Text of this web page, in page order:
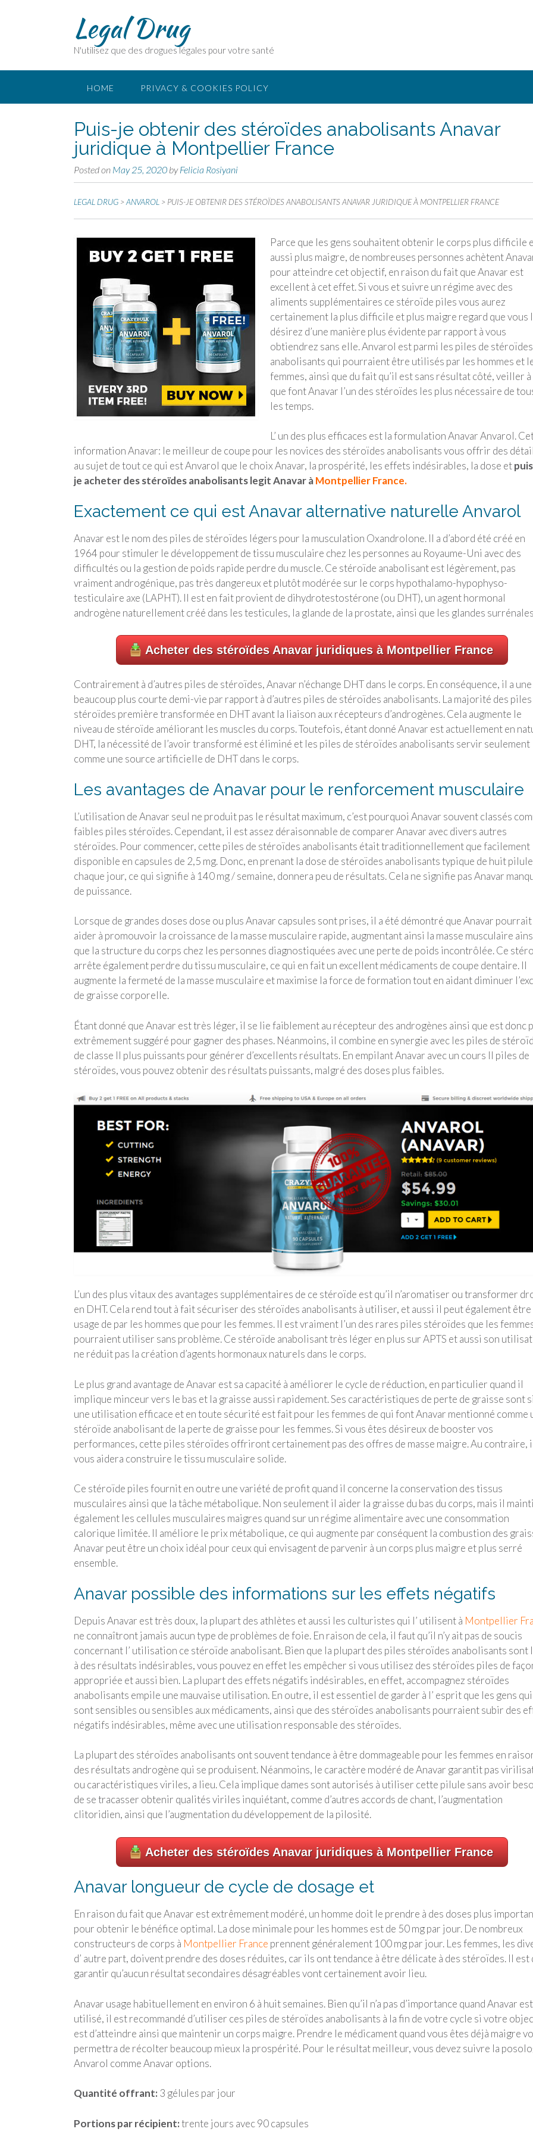
Legal Drug
N'utilisez que des drogues légales pour votre santé
HOME PRIVACY & COOKIES POLICY
Puis-je obtenir des stéroïdes anabolisants Anavar
juridique à Montpellier France
Posted on May 25, 2020 byFelicia Rosiyani
LEGAL DRUG >ANVAROL > PUIS-JE OBTENIR DES STÉROÏDES ANABOLISANTS ANAVAR JURIDIQUE À MONTPELLIER FRANCE
Parce que les gens souhaitent obtenir le corps plus difficile
aussi plus maigre, de nombreuses personnes achètent
pour atteindre cet objectif, en raison du fait que Anavar est
excellent à cet effet. Si vous et suivre un régime avec des
aliments supplémentaires ce stéroïde piles vous aurez
certainement la plus difficile et plus maigre regard que vous
désirez d’une manière plus évidente par rapport à vous
obtiendrez sans elle. Anvarol est parmi les piles de stéroïdes
anabolisants qui pourraient être utilisés par les hommes et
femmes, ainsi que du fait qu’il est sans résultat côté, veiller à
que font Anavar l’un des stéroïdes les plus nécessaire de
les temps.
L’ un des plus efficaces est la formulation Anavar Anvarol.
information Anavar: le meilleur de coupe pour les novices des stéroïdes anabolisants vous offrir des
au sujet de tout ce qui est Anvarol que le choix Anavar, la prospérité, les effets indésirables, la dose et
je acheter des stéroïdes anabolisants legit Anavar àMontpellier France.
Exactement ce qui est Anavar alternative naturelle Anvarol
Anavar est le nom des piles de stéroïdes légers pour la musculation Oxandrolone. Il a d’abord été créé en
1964 pour stimuler le développement de tissu musculaire chez les personnes au Royaume-Uni avec des
difficultés ou la gestion de poids rapide perdre du muscle. Ce stéroïde anabolisant est légèrement, pas
vraiment androgénique, pas très dangereux et plutôt modérée sur le corps hypothalamo-hypophyso-
testiculaire axe (LAPHT). Il est en fait provient de dihydrotestostérone (ou DHT), un agent hormonal
androgène naturellement créé dans les testicules, la glande de la prostate, ainsi que les glandes
Acheter des stéroïdes Anavar juridiques à Montpellier France
Contrairement à d’autres piles de stéroïdes, Anavar n’échange DHT dans le corps. En conséquence, il a une
beaucoup plus courte demi-vie par rapport à d’autres piles de stéroïdes anabolisants. La majorité des piles
stéroïdes première transformée en DHT avant la liaison aux récepteurs d’androgènes. Cela augmente le
niveau de stéroïde améliorant les muscles du corps. Toutefois, étant donné Anavar est actuellement en
DHT, la nécessité de l’avoir transformé est éliminé et les piles de stéroïdes anabolisants servir seulement
comme une source artificielle de DHT dans le corps.
Les avantages de Anavar pour le renforcement musculaire
L’utilisation de Anavar seul ne produit pas le résultat maximum, c’est pourquoi Anavar souvent classés
faibles piles stéroïdes. Cependant, il est assez déraisonnable de comparer Anavar avec divers autres
stéroïdes. Pour commencer, cette piles de stéroïdes anabolisants était traditionnellement que facilement
disponible en capsules de 2,5 mg. Donc, en prenant la dose de stéroïdes anabolisants typique de huit
chaque jour, ce qui signifie à 140 mg / semaine, donnera peu de résultats. Cela ne signifie pas Anavar
de puissance.
Lorsque de grandes doses dose ou plus Anavar capsules sont prises, il a été démontré que Anavar pourrait
aider à promouvoir la croissance de la masse musculaire rapide, augmentant ainsi la masse musculaire
que la structure du corps chez les personnes diagnostiquées avec une perte de poids incontrôlée. Ce
arrête également perdre du tissu musculaire, ce qui en fait un excellent médicaments de coupe dentaire. Il
augmente la fermeté de la masse musculaire et maximise la force de formation tout en aidant diminuer
de graisse corporelle.
Étant donné que Anavar est très léger, il se lie faiblement au récepteur des androgènes ainsi que est donc
extrêmement suggéré pour gagner des phases. Néanmoins, il combine en synergie avec les piles de
de classe II plus puissants pour générer d’excellents résultats. En empilant Anavar avec un cours II piles de
stéroïdes, vous pouvez obtenir des résultats puissants, malgré des doses plus faibles.
L’un des plus vitaux des avantages supplémentaires de ce stéroïde est qu’il n’aromatiser ou transformer
en DHT. Cela rend tout à fait sécuriser des stéroïdes anabolisants à utiliser, et aussi il peut également
usage de par les hommes que pour les femmes. Il est vraiment l’un des rares piles stéroïdes que les
pourraient utiliser sans problème. Ce stéroïde anabolisant très léger en plus sur APTS et aussi son
ne réduit pas la création d’agents hormonaux naturels dans le corps.
Le plus grand avantage de Anavar est sa capacité à améliorer le cycle de réduction, en particulier quand il
implique minceur vers le bas et la graisse aussi rapidement. Ses caractéristiques de perte de graisse sont si
une utilisation efficace et en toute sécurité est fait pour les femmes de qui font Anavar mentionné comme
stéroïde anabolisant de la perte de graisse pour les femmes. Si vous êtes désireux de booster vos
performances, cette piles stéroïdes offriront certainement pas des offres de masse maigre. Au contraire,
vous aidera construire le tissu musculaire solide.
Ce stéroïde piles fournit en outre une variété de profit quand il concerne la conservation des tissus
musculaires ainsi que la tâche métabolique. Non seulement il aider la graisse du bas du corps, mais il
également les cellules musculaires maigres quand sur un régime alimentaire avec une consommation
calorique limitée. Il améliore le prix métabolique, ce qui augmente par conséquent la combustion des
Anavar peut être un choix idéal pour ceux qui envisagent de parvenir à un corps plus maigre et plus serré
ensemble.
Anavar possible des informations sur les effets négatifs
Depuis Anavar est très doux, la plupart des athlètes et aussi les culturistes qui l’ utilisent à Montpellier
ne connaîtront jamais aucun type de problèmes de foie. En raison de cela, il faut qu’il n’y ait pas de soucis
concernant l’ utilisation ce stéroïde anabolisant. Bien que la plupart des piles stéroïdes anabolisants sont
à des résultats indésirables, vous pouvez en effet les empêcher si vous utilisez des stéroïdes piles de
appropriée et aussi bien. La plupart des effets négatifs indésirables, en effet, accompagnez stéroïdes
anabolisants empile une mauvaise utilisation. En outre, il est essentiel de garder à l’ esprit que les gens qui
sont sensibles ou sensibles aux médicaments, ainsi que des stéroïdes anabolisants pourraient subir des
négatifs indésirables, même avec une utilisation responsable des stéroïdes.
La plupart des stéroïdes anabolisants ont souvent tendance à être dommageable pour les femmes en
des résultats androgène qui se produisent. Néanmoins, le caractère modéré de Anavar garantit pas
ou caractéristiques viriles, a lieu. Cela implique dames sont autorisés à utiliser cette pilule sans avoir
de se tracasser obtenir qualités viriles inquiétant, comme d’autres accords de chant, l’augmentation
clitoridien, ainsi que l’augmentation du développement de la pilosité.
Acheter des stéroïdes Anavar juridiques à Montpellier France
Anavar longueur de cycle de dosage et
En raison du fait que Anavar est extrêmement modéré, un homme doit le prendre à des doses plus
pour obtenir le bénéfice optimal. La dose minimale pour les hommes est de 50 mg par jour. De nombreux
constructeurs de corps à Montpellier France prennent généralement 100 mg par jour. Les femmes, les
d’ autre part, doivent prendre des doses réduites, car ils ont tendance à être délicate à des stéroïdes. Il est
garantir qu’aucun résultat secondaires désagréables vont certainement avoir lieu.
Anavar usage habituellement en environ 6 à huit semaines. Bien qu’il n’a pas d’importance quand Anavar est
utilisé, il est recommandé d’utiliser ces piles de stéroïdes anabolisants à la fin de votre cycle si votre
est d’atteindre ainsi que maintenir un corps maigre. Prendre le médicament quand vous êtes déjà maigre
permettra de récolter beaucoup mieux la prospérité. Pour le résultat meilleur, vous devez suivre la
Anvarol comme Anavar options.
Quantité offrant: 3 gélules par jour
Portions par récipient:trente jours avec 90 capsules